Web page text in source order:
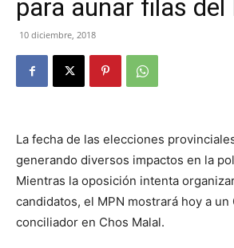
para aunar filas del
10 diciembre, 2018
La fecha de las elecciones
generando diversos impactos en la
Mientras la oposición intenta
candidatos, el MPN mostrará hoy a un
conciliador en Chos Malal.